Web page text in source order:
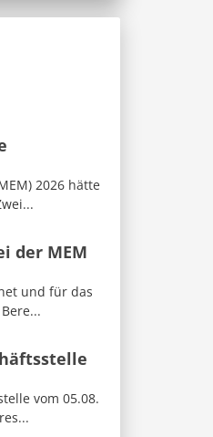
2026 hätte
der MEM
und für das
vom 05.08.